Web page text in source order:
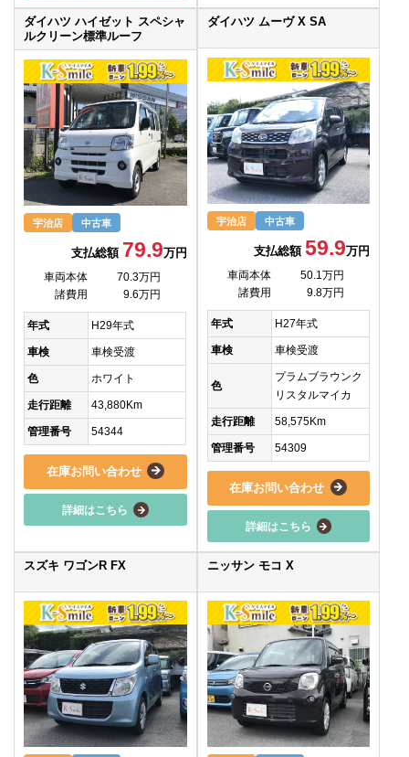
ダイハツ ハイゼット スペシャ
ルクリーン標準ルーフ
宇治店 中古車
支払総額 79.9万円
車両本体
70.3万円
諸費用
9.6万円
年式 H29年式
車検 車検受渡
色 ホワイト
走行距離 43,880Km
管理番号 54344
在庫お問い合わせ
詳細はこちら
ダイハツ ムーヴ X SA
宇治店 中古車
支払総額59.9万円
車両本体
50.1万円
諸費用
9.8万円
年式 H27年式
車検 車検受渡
色
プラムブラウンク
リスタルマイカ
走行距離 58,575Km
管理番号 54309
在庫お問い合わせ
詳細はこちら
スズキ ワゴンR FX ニッサン モコ X